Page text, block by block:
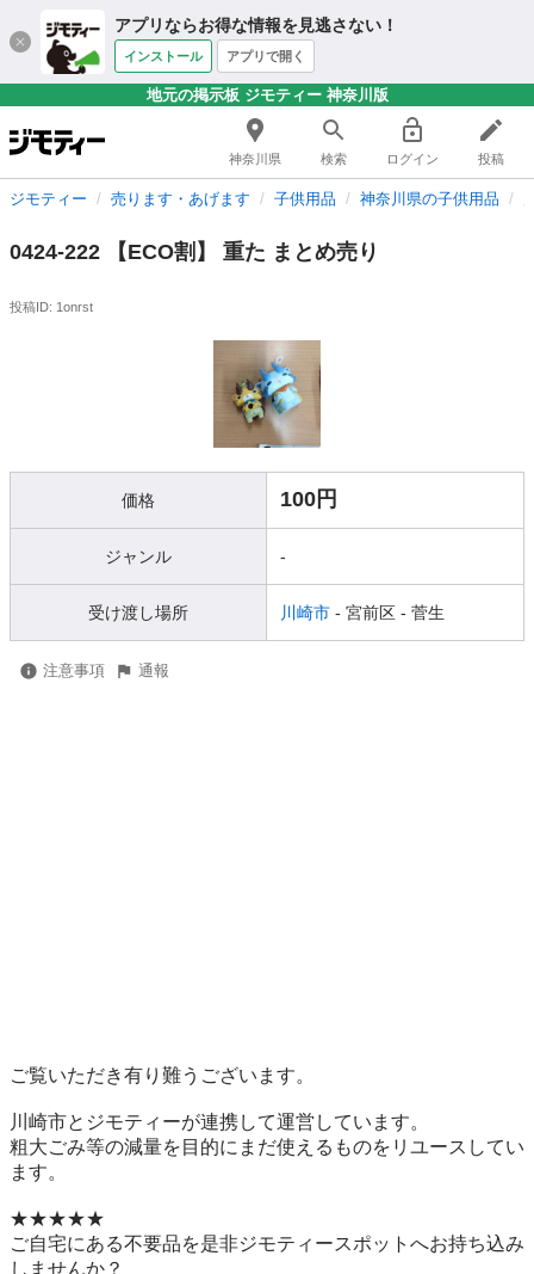
アプリならお得な情報を見逃さない！
インストール アプリで開く
地元の掲示板 ジモティー 神奈川版
神奈川県 検索 ログイン 投稿
ジモティー 売ります・あげます 子供用品 神奈川県の子供用品
0424-222 【ECO割】 重た まとめ売り
投稿ID: 1onrst
価格 100円
ジャンル -
受け渡し場所 川崎市 - 宮前区 - 菅生
注意事項 通報
ご覧いただき有り難うございます。
川崎市とジモティーが連携して運営しています。
粗⼤ごみ等の減量を⽬的にまだ使えるものをリユースしてい
ます。
★★★★★
ご自宅にある不要品を是非ジモティースポットへお持ち込み
しませんか？